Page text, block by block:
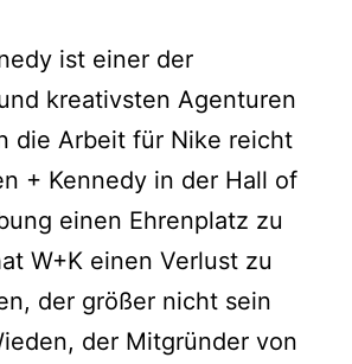
ist einer der
kreativsten Agenturen
die Arbeit für Nike reicht
+ Kennedy in der Hall of
einen Ehrenplatz zu
W+K einen Verlust zu
der größer nicht sein
der Mitgründer von